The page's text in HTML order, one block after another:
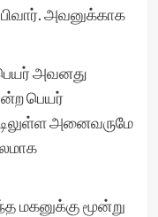
அவனுக்காக
அவனது
பெயர்
அனைவருமே
மகனுக்கு மூன்று